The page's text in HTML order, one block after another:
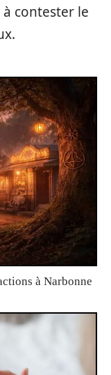
contester le
à Narbonne